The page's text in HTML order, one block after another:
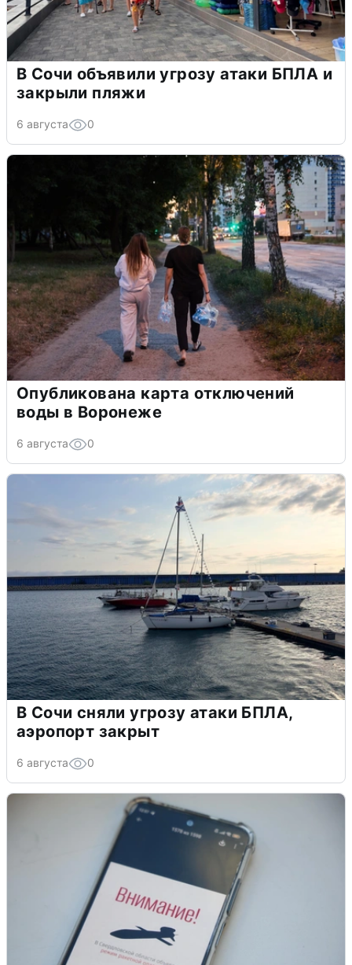
В Сочи объявили угрозу атаки БПЛА и
закрыли пляжи
6 августа 0
Опубликована карта отключений
воды в Воронеже
6 августа 0
В Сочи сняли угрозу атаки БПЛА,
аэропорт закрыт
6 августа 0